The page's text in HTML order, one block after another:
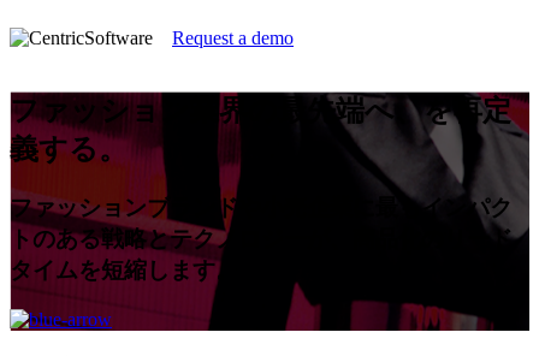
Request a demo
ファッション業界の最先端へ、を再定
義する。
ファッションブランドや小売企業に最もインパク
トのある戦略とテクノロジーが、商品化のリード
タイムを短縮します。